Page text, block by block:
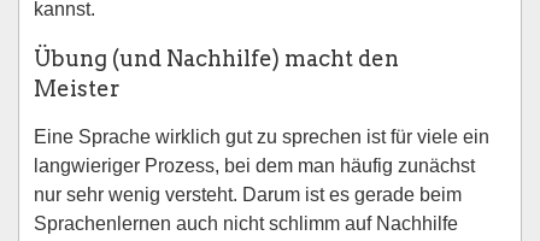
kannst.
Übung (und Nachhilfe) macht den
Meister
Eine Sprache wirklich gut zu sprechen ist für viele ein
langwieriger Prozess, bei dem man häufig zunächst
nur sehr wenig versteht. Darum ist es gerade beim
Sprachenlernen auch nicht schlimm auf Nachhilfe